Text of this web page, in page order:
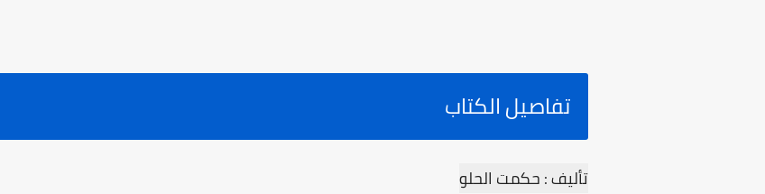
تفاصيل الكتاب
تأليف : حكمت الحلو